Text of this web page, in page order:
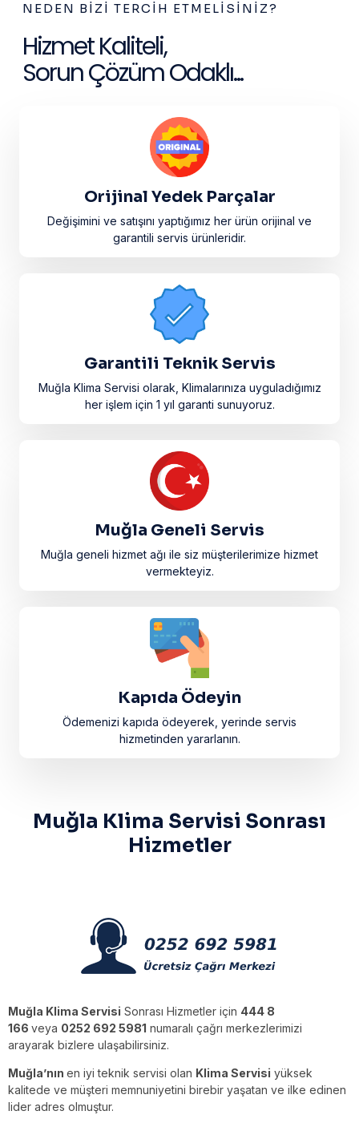
NEDEN BIZI TERCIH ETMELISINIZ?
Hizmet Kaliteli,
Sorun Çözüm Odaklı...
Orijinal Yedek Parçalar
Değişimini ve satışını yaptığımız her ürün orijinal ve
garantili servis ürünleridir.​
Garantili Teknik Servis
Muğla Klima Servisi olarak, Klimalarınıza uyguladığımız
her işlem için 1 yıl garanti sunuyoruz.
Muğla Geneli Servis
Muğla geneli hizmet ağı ile siz müşterilerimize hizmet
vermekteyiz.
Kapıda Ödeyin
Ödemenizi kapıda ödeyerek, yerinde servis
hizmetinden yararlanın.
Muğla Klima Servisi Sonrası
Hizmetler
Muğla Klima Servisi Sonrası Hizmetler için 444 8
166 veya 0252 692 5981 numaralı çağrı merkezlerimizi
arayarak bizlere ulaşabilirsiniz.
Muğla’nın en iyi teknik servisi olan Klima Servisi yüksek
kalitede ve müşteri memnuniyetini birebir yaşatan ve ilke edinen
lider adres olmuştur.